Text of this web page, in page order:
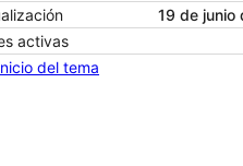
19 de junio
activas
del tema